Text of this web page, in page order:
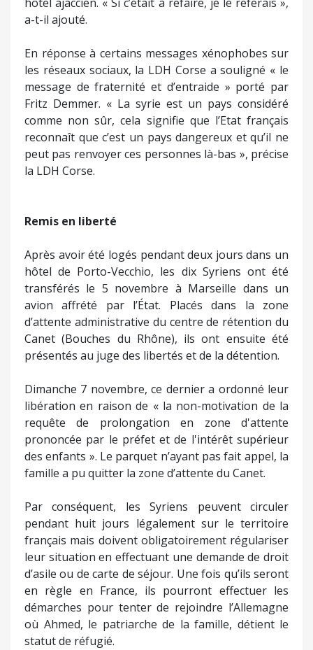
a-t-il ajouté.
En réponse à certains messages xénophobes sur
les réseaux sociaux, la LDH Corse a souligné « le
message de fraternité et d’entraide » porté par
Fritz Demmer. « La syrie est un pays considéré
comme non sûr, cela signifie que l’Etat français
reconnaît que c’est un pays dangereux et qu’il ne
peut pas renvoyer ces personnes là-bas », précise
la LDH Corse.
Remis en liberté
Après avoir été logés pendant deux jours dans un
hôtel de Porto-Vecchio, les dix Syriens ont été
transférés le 5 novembre à Marseille dans un
avion affrété par l’État. Placés dans la zone
d’attente administrative du centre de rétention du
Canet (Bouches du Rhône), ils ont ensuite été
présentés au juge des libertés et de la détention.
Dimanche 7 novembre, ce dernier a ordonné leur
libération en raison de « la non-motivation de la
requête de prolongation en zone d'attente
prononcée par le préfet et de l'intérêt supérieur
des enfants ». Le parquet n’ayant pas fait appel, la
famille a pu quitter la zone d’attente du Canet.
Par conséquent, les Syriens peuvent circuler
pendant huit jours légalement sur le territoire
français mais doivent obligatoirement régulariser
leur situation en effectuant une demande de droit
d’asile ou de carte de séjour. Une fois qu’ils seront
en règle en France, ils pourront effectuer les
démarches pour tenter de rejoindre l’Allemagne
où Ahmed, le patriarche de la famille, détient le
statut de réfugié.